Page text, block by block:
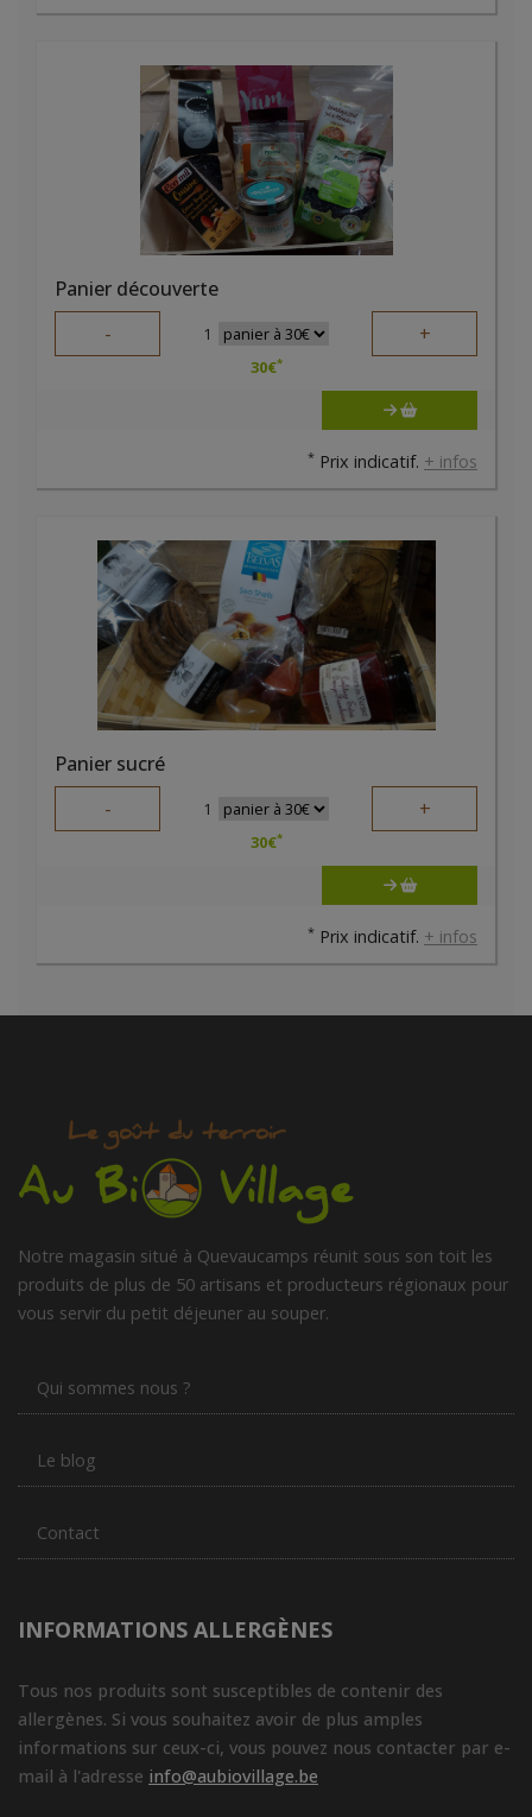
Panier découverte
-
1 +
30€*
* Prix indicatif. + infos
Panier sucré
-
1 +
30€*
* Prix indicatif. + infos
Notre magasin situé à Quevaucamps réunit sous son toit les
produits de plus de 50 artisans et producteurs régionaux pour
vous servir du petit déjeuner au souper.
Qui sommes nous ?
Le blog
Contact
INFORMATIONS ALLERGÈNES
Tous nos produits sont susceptibles de contenir des
allergènes. Si vous souhaitez avoir de plus amples
informations sur ceux-ci, vous pouvez nous contacter par e-
mail à l'adresse info@aubiovillage.be